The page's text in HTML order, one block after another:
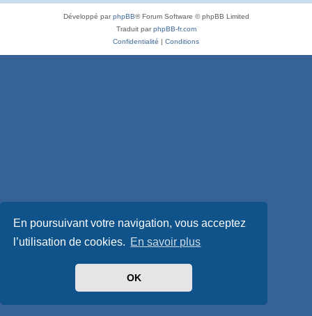
En poursuivant votre navigation, vous acceptez
l’utilisation de cookies. En savoir plus
OK
Développé parphpBB® Forum Software © phpBB Limited
Traduit parphpBB-fr.com
Confidentialité | Conditions